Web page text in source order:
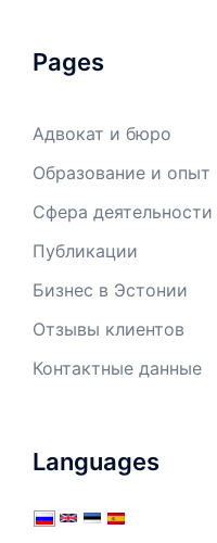
Pages
Адвокат и бюро
Образование и опыт
Сфера деятельности
Публикации
Бизнес в Эстонии
Отзывы клиентов
Контактные данные
Languages